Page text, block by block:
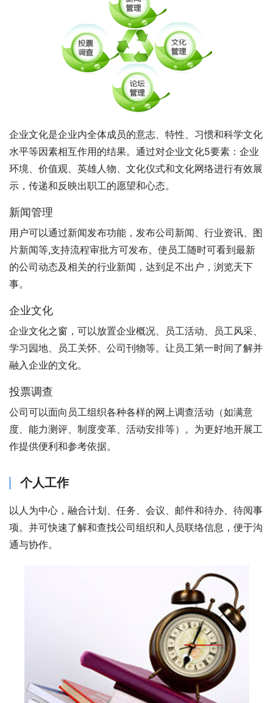
企业文化是企业内全体成员的意志、特性、习惯和科学文化
水平等因素相互作用的结果。通过对企业文化5要素：企业
环境、价值观、英雄人物、文化仪式和文化网络进行有效展
示，传递和反映出职工的愿望和心态。
新闻管理
用户可以通过新闻发布功能，发布公司新闻、行业资讯、图
片新闻等,支持流程审批方可发布。使员工随时可看到最新
的公司动态及相关的行业新闻，达到足不出户，浏览天下
事。
企业文化
企业文化之窗，可以放置企业概况、员工活动、员工风采、
学习园地、员工关怀、公司刊物等。让员工第一时间了解并
融入企业的文化。
投票调查
公司可以面向员工组织各种各样的网上调查活动（如满意
度、能力测评、制度变革、活动安排等）。为更好地开展工
作提供便利和参考依据。
个人工作
以人为中心，融合计划、任务、会议、邮件和待办、待阅事
项。并可快速了解和查找公司组织和人员联络信息，便于沟
通与协作。